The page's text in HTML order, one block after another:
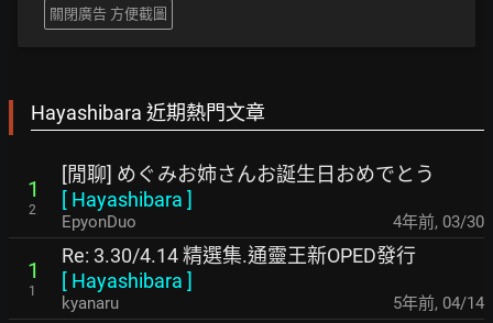
關閉廣告 方便截圖
Hayashibara 近期熱門文章
1
2
[閒聊] めぐみお姉さんお誕生日おめでとう
[ Hayashibara ]
EpyonDuo 4年前, 03/30
1
1
Re: 3.30/4.14 精選集.通靈王新OPED發行
[ Hayashibara ]
kyanaru 5年前, 04/14